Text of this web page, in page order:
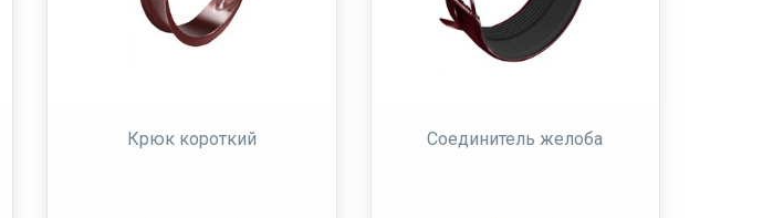
Крюк короткий Соединитель желоба